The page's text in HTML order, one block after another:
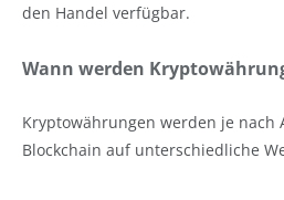
den Handel verfügbar.
Wann werden
Kryptowährungen werden je nach
Blockchain auf unterschiedliche